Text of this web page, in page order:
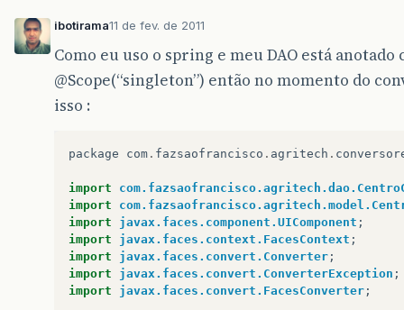
ibotirama11 de fev. de 2011
Como eu uso o spring e meu DAO está anotado
@Scope(“singleton”) então no momento do
isso :
package com . fazsaofrancisco . agritech .
import
import
import
javax.faces.component.UIComponent ;
import
javax.faces.context.FacesContext ;
import
javax.faces.convert.Converter ;
import
javax.faces.convert.ConverterException ;
import
javax.faces.convert.FacesConverter ;